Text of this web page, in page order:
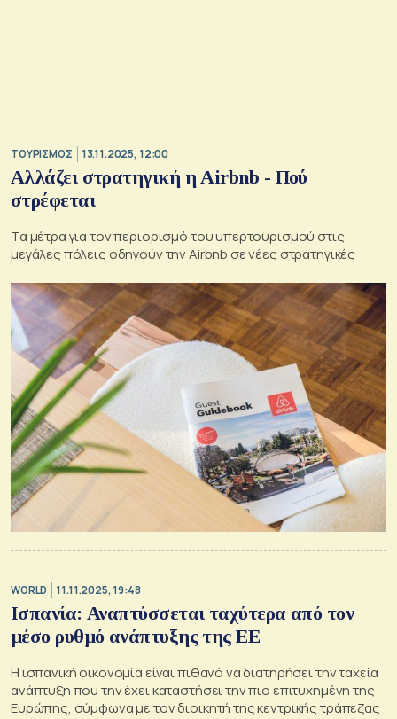
ΤΟΥΡΙΣΜΟΣ 13.11.2025, 12:00
Αλλάζει στρατηγική η Airbnb - Πού
στρέφεται
Τα μέτρα για τον περιορισμό του υπερτουρισμού στις
μεγάλες πόλεις οδηγούν την Airbnb σε νέες στρατηγικές
WORLD 11.11.2025, 19:48
Ισπανία: Αναπτύσσεται ταχύτερα από τον
μέσο ρυθμό ανάπτυξης της ΕΕ
Η ισπανική οικονομία είναι πιθανό να διατηρήσει την ταχεία
ανάπτυξη που την έχει καταστήσει την πιο επιτυχημένη της
Ευρώπης, σύμφωνα με τον διοικητή της κεντρικής τράπεζας